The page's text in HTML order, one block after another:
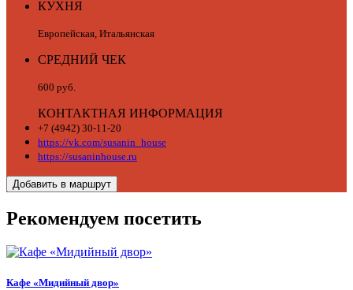
КУХНЯ
Европейская, Итальянская
СРЕДНИЙ ЧЕК
600 руб.
КОНТАКТНАЯ ИНФОРМАЦИЯ
+7 (4942) 30-11-20
https://vk.com/susanin_house
https://susaninhouse.ru
Добавить в маршрут
Рекомендуем посетить
Кафе «Мидийный двор»